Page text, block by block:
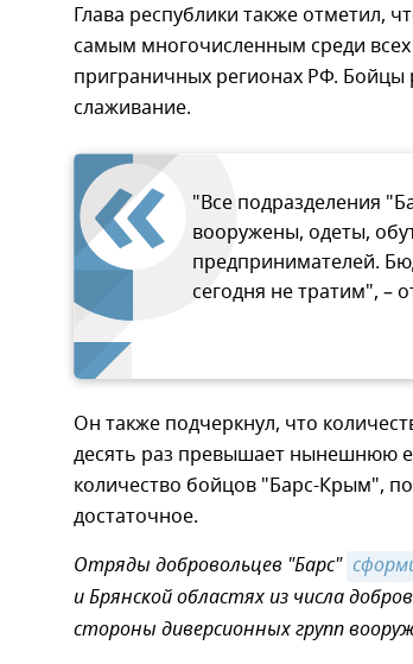
Глава республики также отметил,
самым многочисленным среди
приграничных регионах РФ. Бойцы
слаживание.
"Все подразделения
вооружены, одеты,
предпринимателей.
сегодня не тратим", –
Он также подчеркнул, что
десять раз превышает нынешнюю
количество бойцов "Барс-Крым",
достаточное.
Отряды добровольцев "Барс"
и Брянской областях из числа
стороны диверсионных групп